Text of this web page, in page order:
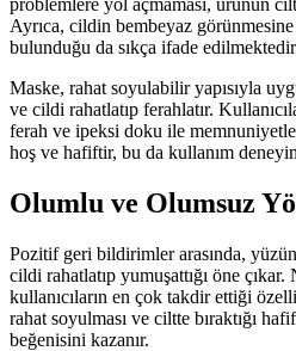
problemlere yol açmaması, ürünün cilt
Ayrıca, cildin bembeyaz
bulunduğu da sıkça ifade
Maske, rahat soyulabilir yapısıyla
ve cildi rahatlatıp ferahlatır.
ferah ve ipeksi doku ile
hoş ve hafiftir, bu da kullanım
Olumlu ve Olumsuz
Pozitif geri bildirimler arasında,
cildi rahatlatıp yumuşattığı öne
kullanıcıların en çok takdir ettiği
rahat soyulması ve ciltte bıraktığı
beğenisini kazanır.